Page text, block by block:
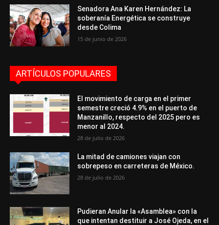
Senadora Ana Karen Hernández: La
soberanía Energética se construye
desde Colima
15 de junio de 2026
ARTÍCULOS POPULARES
El movimiento de carga en el primer
semestre creció 4.9% en el puerto de
Manzanillo, respecto del 2025 pero es
menor al 2024.
28 de julio de 2026
La mitad de camiones viajan con
sobrepeso en carreteras de México.
28 de julio de 2026
Pudieran Anular la «Asamblea» con la
que intentan destituir a José Ojeda, en el